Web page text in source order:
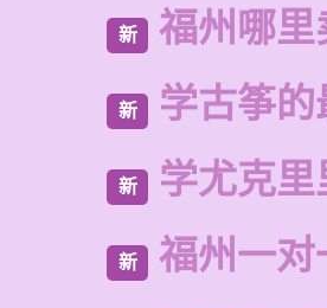
新 福州哪里
新 学古筝
新 学尤克
新 福州一对